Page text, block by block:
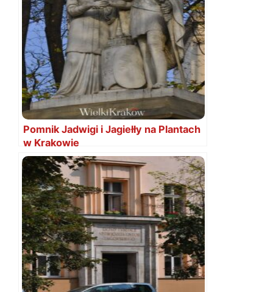
Pomnik Jadwigi i Jagiełły na Plantach
w Krakowie